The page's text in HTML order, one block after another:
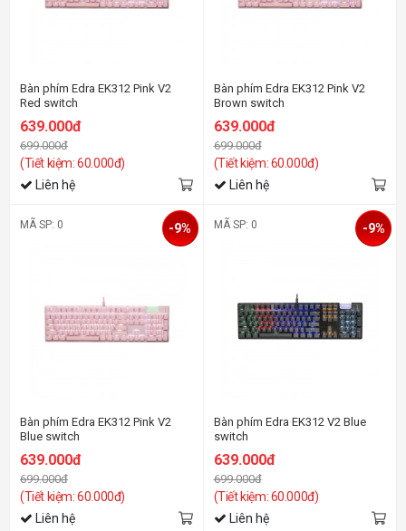
Bàn phím Edra EK312 Pink V2
Red switch
639.000đ
699.000đ
(Tiết kiệm: 60.000đ)
Liên hệ
Bàn phím Edra EK312 Pink V2
Brown switch
639.000đ
699.000đ
(Tiết kiệm: 60.000đ)
Liên hệ
MÃ SP: 0
Bàn phím Edra EK312 Pink V2
Blue switch
639.000đ
699.000đ
(Tiết kiệm: 60.000đ)
-9%
Liên hệ
MÃ SP: 0
Bàn phím Edra EK312 V2 Blue
switch
639.000đ
699.000đ
(Tiết kiệm: 60.000đ)
-9%
Liên hệ